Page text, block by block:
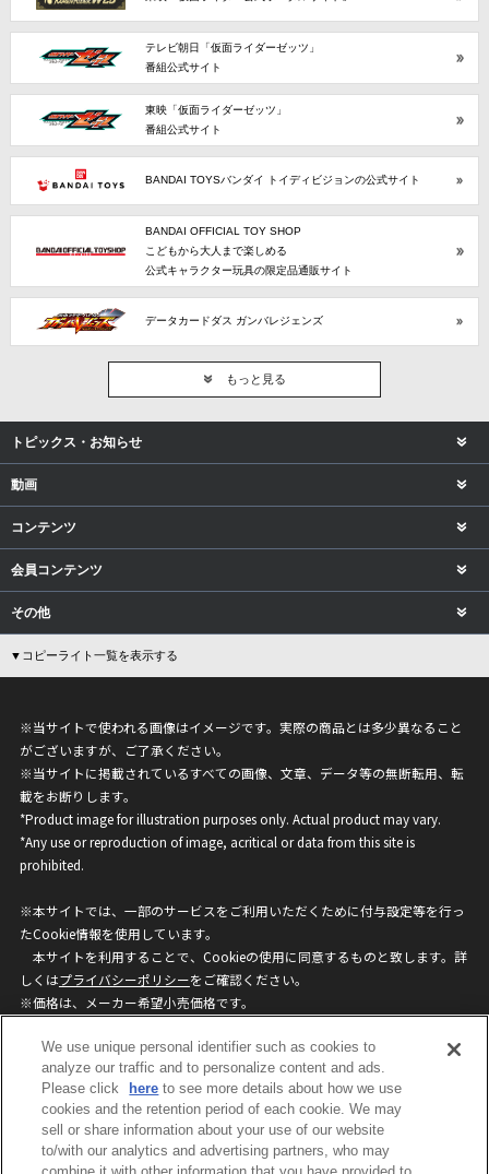
テレビ朝日「仮面ライダーゼッツ」
番組公式サイト
東映「仮面ライダーゼッツ」
番組公式サイト
BANDAI TOYSバンダイ トイディビジョンの公式サイト
BANDAI OFFICIAL TOY SHOP
こどもから大人まで楽しめる
公式キャラクター玩具の限定品通販サイト
データカードダス ガンバレジェンズ
もっと見る
トピックス・お知らせ
動画
コンテンツ
会員コンテンツ
その他
▼コピーライト一覧を表示する
※当サイトで使われる画像はイメージです。実際の商品とは多少異なること
がございますが、ご了承ください。
※当サイトに掲載されているすべての画像、文章、データ等の無断転用、転
載をお断りします。
*Product image for illustration purposes only. Actual product may vary.
*Any use or reproduction of image, acritical or data from this site is
prohibited.
※本サイトでは、一部のサービスをご利用いただくために付与設定等を行っ
たCookie情報を使用しています。
本サイトを利用することで、Cookieの使用に同意するものと致します。詳
しくはプライバシーポリシーをご確認ください。
※価格は、メーカー希望小売価格です。
ざいますのでご了承ください。
privacypolicy
Do Not Sell or Share My
Personal Information
ウェブサイトご利用条件
ソーシャルメディアポリシー
We use unique personal identifier such as cookies to
analyze our traffic and to personalize content and ads.
Please click
here to see more details about how we use
cookies and the retention period of each cookie. We may
sell or share information about your use of our website
to/with our analytics and advertising partners, who may